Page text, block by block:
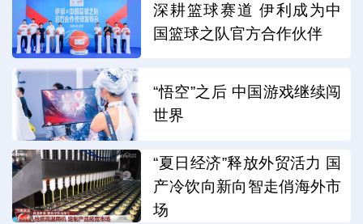
深耕篮球赛道 伊利成为中
国篮球之队官方合作伙伴
“悟空”之后 中国游戏继续闯
世界
“夏日经济”释放外贸活力 国
产冷饮向新向智走俏海外市
场